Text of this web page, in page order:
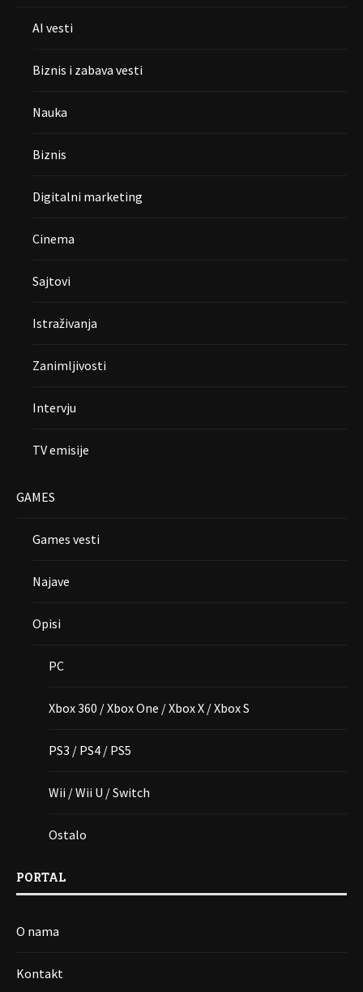
AI vesti
Biznis i zabava vesti
Nauka
Biznis
Digitalni marketing
Cinema
Sajtovi
Istraživanja
Zanimljivosti
Intervju
TV emisije
GAMES
Games vesti
Najave
Opisi
PC
Xbox 360 / Xbox One / Xbox X / Xbox S
PS3 / PS4 / PS5
Wii / Wii U / Switch
Ostalo
PORTAL
O nama
Kontakt